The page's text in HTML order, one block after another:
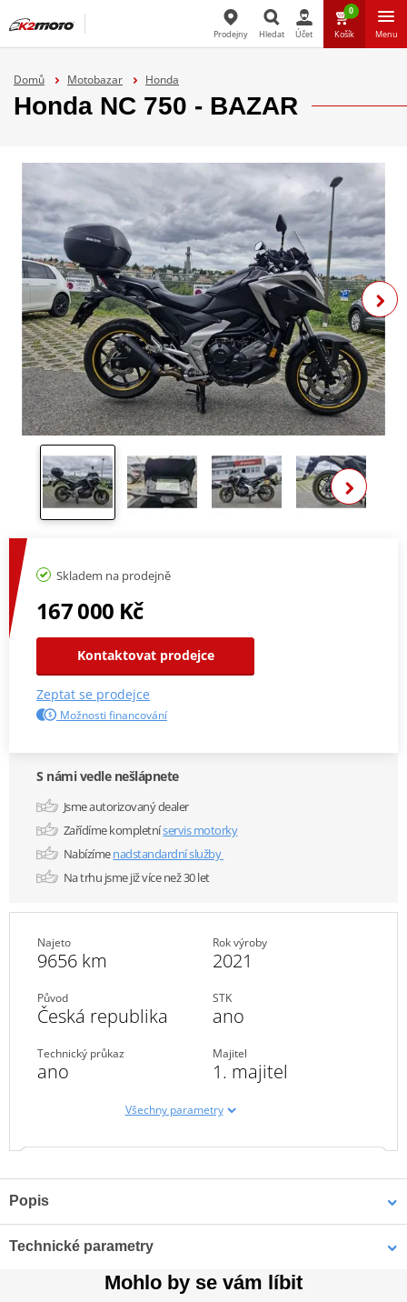
Prodejny Hledat Účet
0
Košík Menu
Domů Motobazar Honda
Honda NC 750 - BAZAR
Skladem na prodejně
167 000 Kč
Kontaktovat prodejce
Zeptat se prodejce
Možnosti financování
S námi vedle nešlápnete
Jsme autorizovaný dealer
Zařídíme kompletníservis motorky
Nabízímenadstandardní služby
Na trhu jsme již více než 30 let
Najeto
9656 km
Rok výroby
2021
Původ
Česká republika
STK
ano
Technický průkaz
ano
Majitel
1. majitel
Všechny parametry
Popis
pečlivě udržovaném stavu. Motocykl je po
, byl vykoupen
protiúčtem za nový motocykl
Technické parametry
745
Mohlo by se vám líbit